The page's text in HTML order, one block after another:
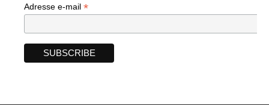
Adresse e-mail *